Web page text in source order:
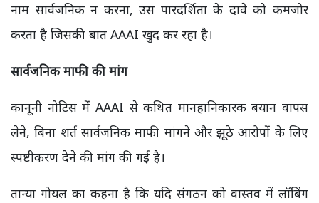
नाम सार्वजनिक न करना, उस पारदर्शिता के दावे को कमजोर
करता है जिसकी बात AAAI खुद कर रहा है।
सार्वजनिक माफी की मांग
कानूनी नोटिस में AAAI से कथित मानहानिकारक बयान वापस
लेने, बिना शर्त सार्वजनिक माफी मांगने और झूठे आरोपों के लिए
स्पष्टीकरण देने की मांग की गई है।
तान्या गोयल का कहना है कि यदि संगठन को वास्तव में लॉबिंग